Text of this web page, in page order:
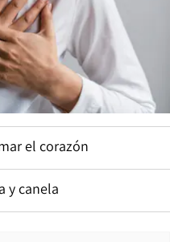
el corazón
y canela